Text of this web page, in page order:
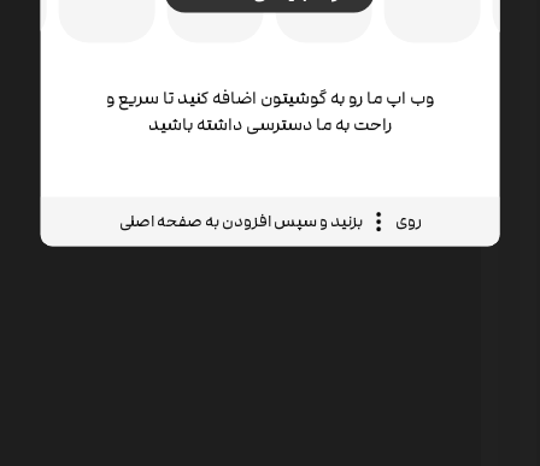
وب اپ ما رو به گوشیتون اضافه کنید تا سریع و
راحت به ما دسترسی داشته باشید
روی بزنید و سپس افزودن به صفحه اصلی